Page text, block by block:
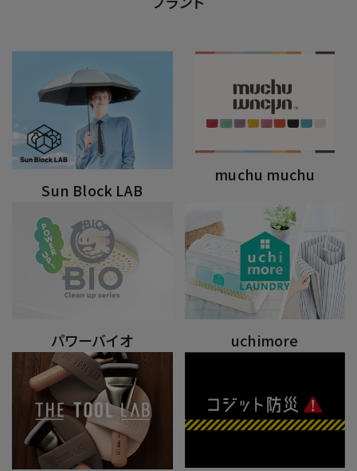
Sun Block LAB
muchu muchu
パワーバイオ uchimore